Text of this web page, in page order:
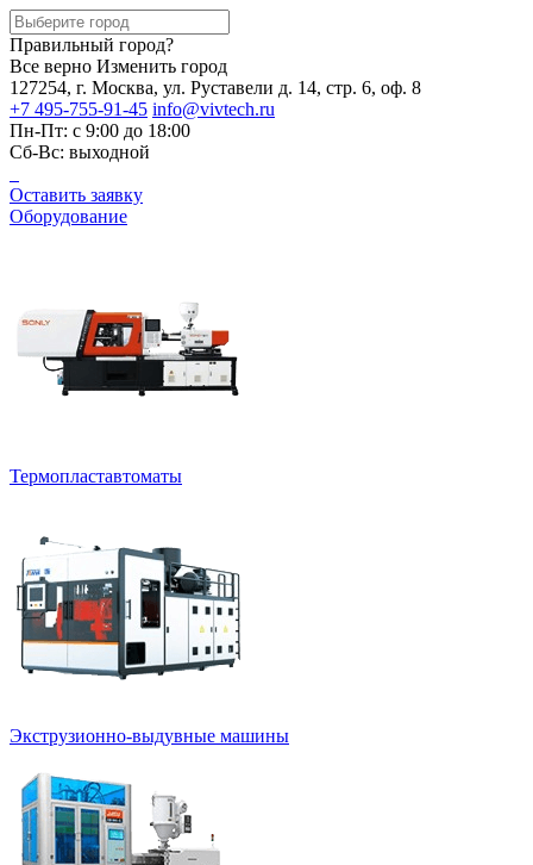
Правильный город?
Все верно Изменить город
127254, г. Москва, ул. Руставели д. 14, стр. 6, оф. 8
+7 495-755-91-45 info@vivtech.ru
Пн-Пт: с 9:00 до 18:00
Сб-Вс: выходной
Оставить заявку
Оборудование
Термопластавтоматы
Экструзионно-выдувные машины